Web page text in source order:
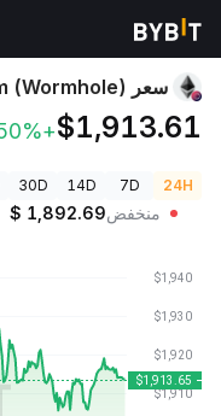
أسعار العملات الرقمية
سعر Ethereum (Wormhole)
$1,913.61
+0.50%
24H
7D
14D
30D
منخفض $ 1,892.69